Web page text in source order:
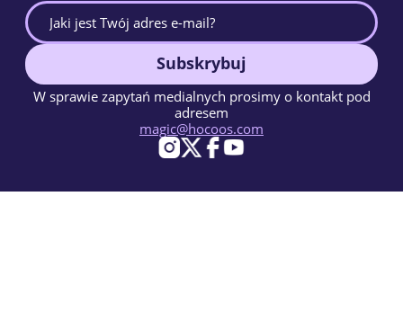
Subskrybuj
W sprawie zapytań medialnych prosimy o kontakt pod
adresem
magic@hocoos.com